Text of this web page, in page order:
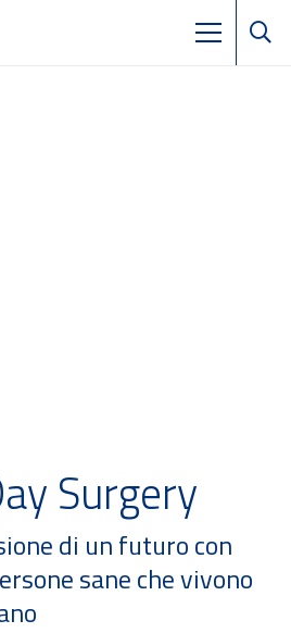
Surgery
di un futuro con
sane che vivono